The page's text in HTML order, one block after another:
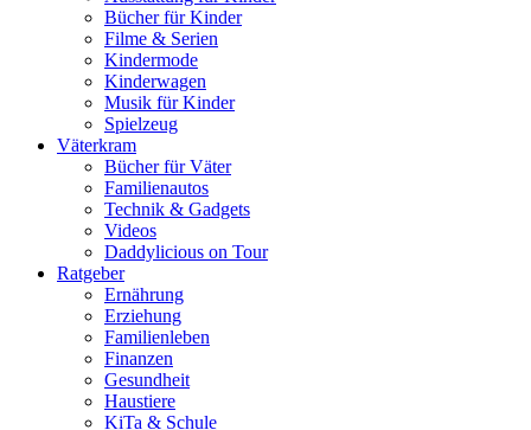
Bücher für Kinder
Filme & Serien
Kindermode
Kinderwagen
Musik für Kinder
Spielzeug
Väterkram
Bücher für Väter
Familienautos
Technik & Gadgets
Videos
Daddylicious on Tour
Ratgeber
Ernährung
Erziehung
Familienleben
Finanzen
Gesundheit
Haustiere
KiTa & Schule